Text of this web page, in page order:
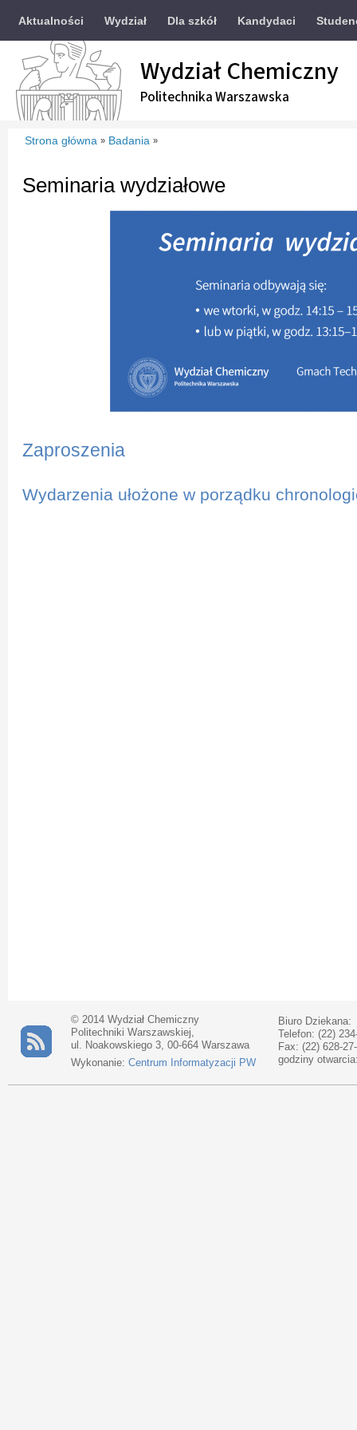
Aktualności Wydział Dla szkół Kandydaci
Wydział Chemiczny
Politechnika Warszawska
Strona główna » Badania »
Seminaria wydziałowe
Zaproszenia
Wydarzenia ułożone w porządku
© 2014 Wydział Chemiczny
Politechniki Warszawskiej,
ul. Noakowskiego 3, 00-664 Warszawa
Wykonanie: Centrum Informatyzacji PW
Biuro Dziekana:
Telefon: (22)
Fax: (22) 628-
godziny